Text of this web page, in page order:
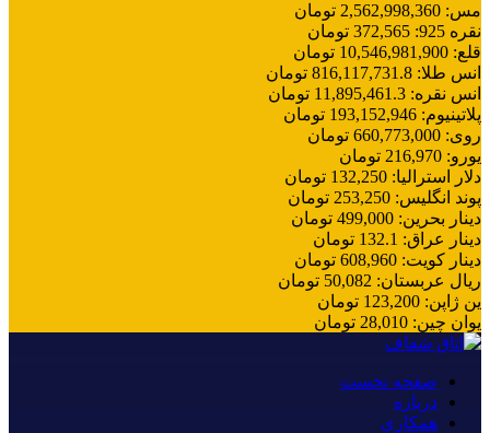
مس:
2,562,998,360 تومان
نقره 925
:
372,565 تومان
قلع:
10,546,981,900 تومان
انس طلا:
816,117,731.8 تومان
انس نقره:
11,895,461.3 تومان
پلاتینیوم:
193,152,946 تومان
روی:
660,773,000 تومان
یورو:
216,970 تومان
دلار استرالیا:
132,250 تومان
پوند انگلیس:
253,250 تومان
دینار بحرین:
499,000 تومان
دینار عراق:
132.1 تومان
دینار کویت:
608,960 تومان
ریال عربستان:
50,082 تومان
ین ژاپن:
123,200 تومان
یوان چین:
28,010 تومان
صفحه نخست
درباره
همکاری